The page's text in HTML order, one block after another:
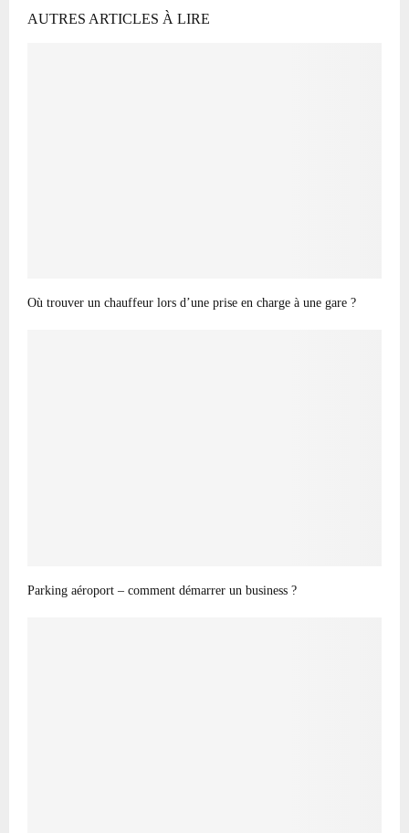
AUTRES ARTICLES À LIRE
Où trouver un chauffeur lors d’une prise en charge à une gare ?
Parking aéroport – comment démarrer un business ?